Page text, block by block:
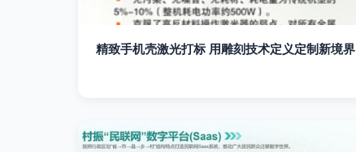
精致手机壳激光打标 用雕刻技术定义定制新境界